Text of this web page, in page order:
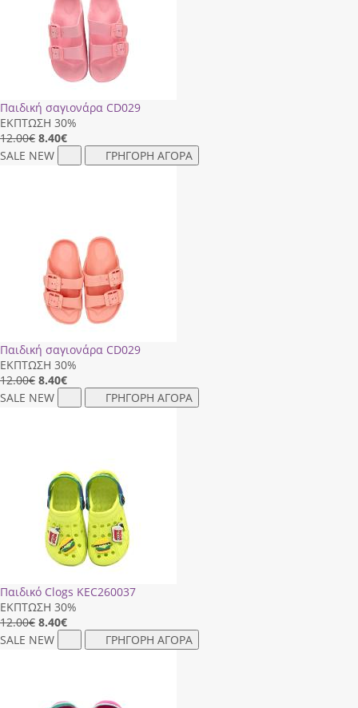
Παιδική σαγιονάρα CD029
ΕΚΠΤΩΣΗ 30%
12.00€ 8.40€
SALE NEW ΓΡΗΓΟΡΗ ΑΓΟΡΑ
Παιδική σαγιονάρα CD029
ΕΚΠΤΩΣΗ 30%
12.00€ 8.40€
SALE NEW ΓΡΗΓΟΡΗ ΑΓΟΡΑ
Παιδικό Clogs ΚΕC260037
ΕΚΠΤΩΣΗ 30%
12.00€ 8.40€
SALE NEW ΓΡΗΓΟΡΗ ΑΓΟΡΑ